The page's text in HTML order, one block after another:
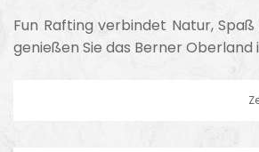
Fun Rafting verbindet Natur, Spaß
genießen Sie das Berner Oberland